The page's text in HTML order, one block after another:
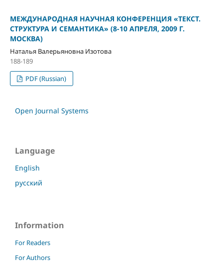
МЕЖДУНАРОДНАЯ НАУЧНАЯ КОНФЕРЕНЦИЯ «ТЕКСТ.
СТРУКТУРА И СЕМАНТИКА» (8-10 АПРЕЛЯ, 2009 Г.
МОСКВА)
Наталья Валерьяновна Изотова
188-189
PDF (Russian)
Open Journal Systems
Language
English
русский
Information
For Readers
For Authors